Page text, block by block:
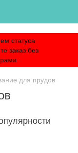
статуса
заказ без
для прудов